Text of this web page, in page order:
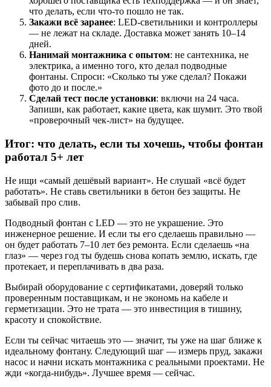
что делать, если что-то пошло не так.
Закажи всё заранее: LED-светильники и контроллеры
— не лежат на складе. Доставка может занять 10–14
дней.
Нанимай монтажника с опытом: не сантехника, не
электрика, а именно того, кто делал подводные
фонтаны. Спроси: «Сколько ты уже сделал? Покажи
фото до и после.»
Сделай тест после установки: включи на 24 часа.
Запиши, как работает, какие цвета, как шумит. Это твой
«проверочный чек-лист» на будущее.
Итог: что делать, если ты хочешь, чтобы фонтан
работал 5+ лет
Не ищи «самый дешёвый вариант». Не слушай «всё будет
работать». Не ставь светильники в бетон без защиты. Не
забывай про слив.
Подводный фонтан с LED — это не украшение. Это
инженерное решение. И если ты его сделаешь правильно —
он будет работать 7–10 лет без ремонта. Если сделаешь «на
глаз» — через год ты будешь снова копать землю, искать, где
протекает, и переплачивать в два раза.
Выбирай оборудование с сертификатами, доверяй только
проверенным поставщикам, и не экономь на кабеле и
герметизации. Это не трата — это инвестиция в тишину,
красоту и спокойствие.
Если ты сейчас читаешь это — значит, ты уже на шаг ближе к
идеальному фонтану. Следующий шаг — измерь пруд, закажи
насос и начни искать монтажника с реальными проектами. Не
жди «когда-нибудь». Лучшее время — сейчас.